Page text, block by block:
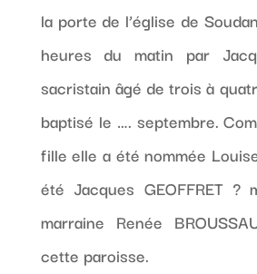
la porte de l’église de
heures du matin par
sacristain âgé de trois à
baptisé le …. septembre.
fille elle a été nommée
été Jacques GEOFFRET ?
marraine Renée
cette paroisse.